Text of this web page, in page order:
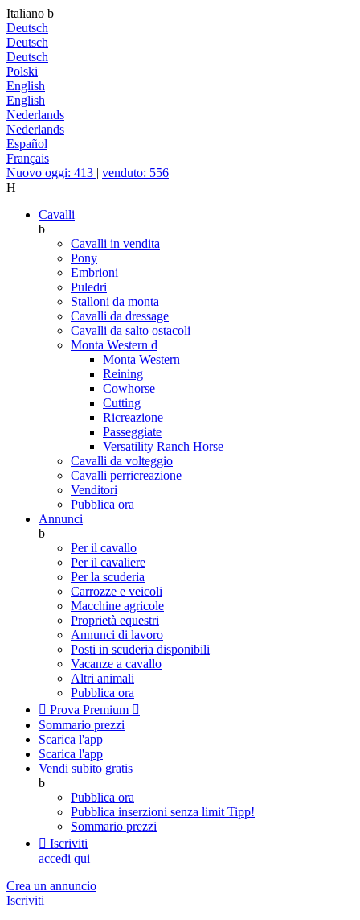
Italiano b
Deutsch
Deutsch
Deutsch
Polski
English
English
Nederlands
Nederlands
Español
Français
Nuovo oggi: 413 | venduto: 556
H
Cavalli
b
Cavalli in vendita
Pony
Embrioni
Puledri
Stalloni da monta
Cavalli da dressage
Cavalli da salto ostacoli
Monta Western d
Monta Western
Reining
Cowhorse
Cutting
Ricreazione
Passeggiate
Versatility Ranch Horse
Cavalli da volteggio
Cavalli perricreazione
Venditori
Pubblica ora
Annunci
b
Per il cavallo
Per il cavaliere
Per la scuderia
Carrozze e veicoli
Macchine agricole
Proprietà equestri
Annunci di lavoro
Posti in scuderia disponibili
Vacanze a cavallo
Altri animali
Pubblica ora
 Prova Premium 
Sommario prezzi
Scarica l'app
Scarica l'app
Vendi subito gratis
b
Pubblica ora
Pubblica inserzioni senza limit Tipp!
Sommario prezzi
 Iscriviti
accedi qui
Crea un annuncio
Iscriviti